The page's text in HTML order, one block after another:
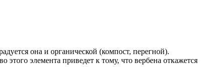
она и органической (компост, перегной).
этого элемента приведет к тому, что вербена откажется